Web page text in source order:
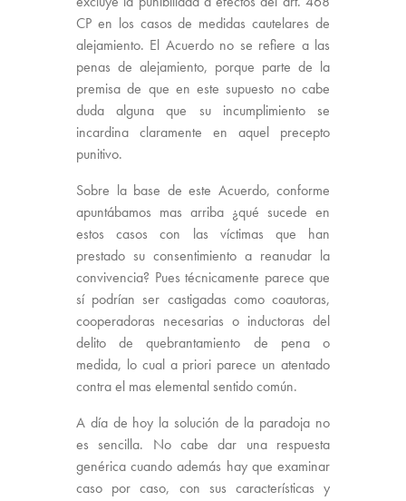
CP en los casos de medidas cautelares de
alejamiento. El Acuerdo no se refiere a las
penas de alejamiento, porque parte de la
premisa de que en este supuesto no cabe
duda alguna que su incumplimiento se
incardina claramente en aquel precepto
punitivo.
Sobre la base de este Acuerdo, conforme
apuntábamos mas arriba ¿qué sucede en
estos casos con las víctimas que han
prestado su consentimiento a reanudar la
convivencia? Pues técnicamente parece que
sí podrían ser castigadas como coautoras,
cooperadoras necesarias o inductoras del
delito de quebrantamiento de pena o
medida, lo cual a priori parece un atentado
contra el mas elemental sentido común.
A día de hoy la solución de la paradoja no
es sencilla. No cabe dar una respuesta
genérica cuando además hay que examinar
caso por caso, con sus características y